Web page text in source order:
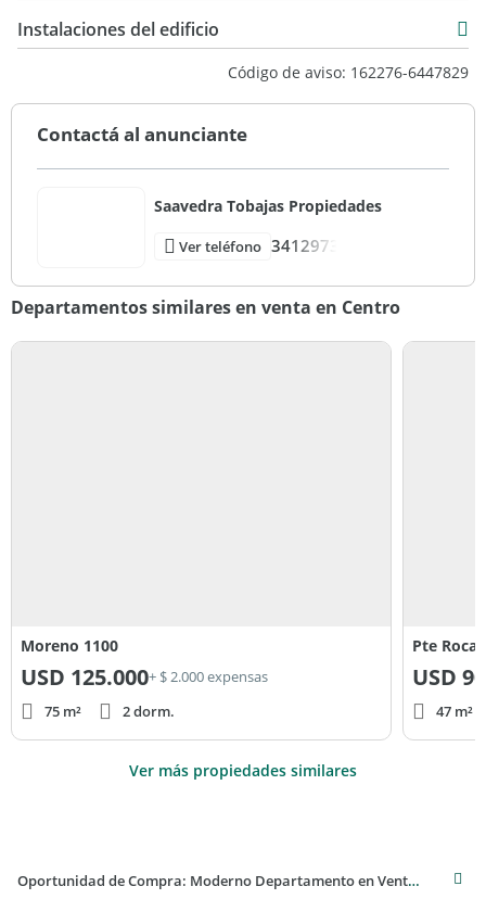
5
Entre Medianeras
Muy Bueno
Instalaciones del edificio
Código de aviso: 162276-6447829
Contactá al anunciante
Saavedra Tobajas Propiedades
Ver teléfono 3412973
Departamentos similares en venta en Centro
Moreno 1100
USD 125.000+ $ 2.000 expensas
75 m²
2 dorm.
Pte Roca
USD
47 m²
Ver más propiedades similares
Oportunidad de Compra: Moderno Departamento en Venta en el Centro de Rosario